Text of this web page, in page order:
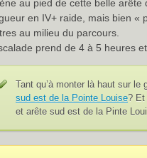
au pied de cette belle arête
en IV+ raide, mais bien «
au milieu du parcours.
prend de 4 à 5 heures
Tant qu’à monter là haut sur
sud est de la Pointe Louise? Et
et arête sud est de la Pinte